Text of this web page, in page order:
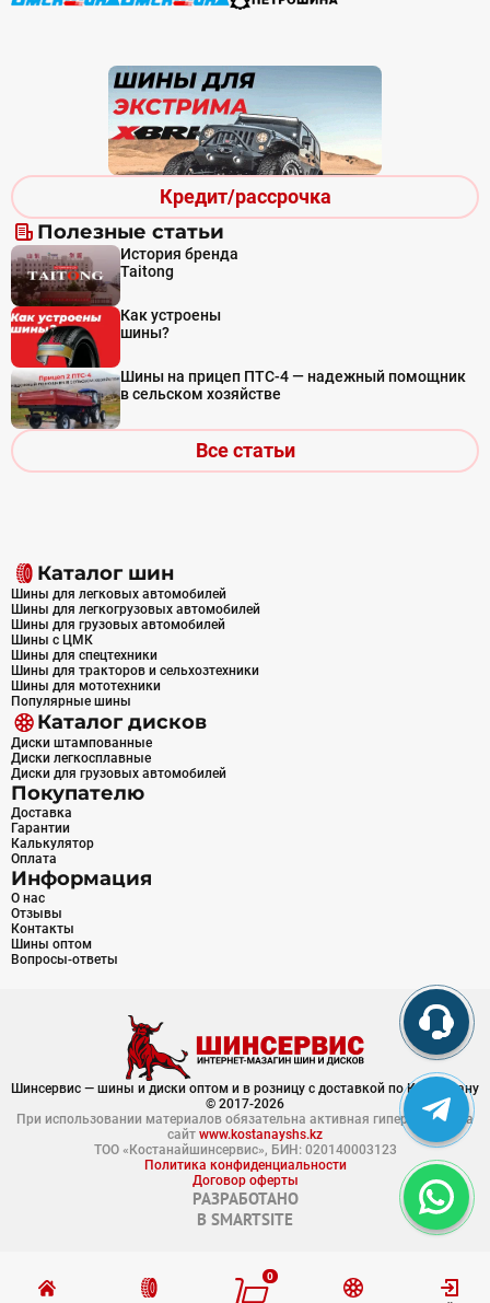
0
Кредит/рассрочка
Полезные статьи
История бренда
Taitong
Как устроены
шины?
Шины на прицеп ПТС-4 — надежный помощник
в сельском хозяйстве
Все статьи
Каталог шин
Шины для легковых автомобилей
Шины для легкогрузовых автомобилей
Шины для грузовых автомобилей
Шины с ЦМК
Шины для спецтехники
Шины для тракторов и сельхозтехники
Шины для мототехники
Популярные шины
Каталог дисков
Диски штампованные
Диски легкосплавные
Диски для грузовых автомобилей
Покупателю
Доставка
Гарантии
Калькулятор
Оплата
Информация
О нас
Отзывы
Контакты
Шины оптом
Вопросы-ответы
Шинсервис — шины и диски оптом и в розницу с доставкой по Казахстану
© 2017-2026
При использовании материалов обязательна активная гиперссылка на
сайт www.kostanayshs.kz
ТОО «Костанайшинсервис», БИН: 020140003123
Политика конфиденциальности
Договор оферты
РАЗРАБОТАНО
В SMARTSITE